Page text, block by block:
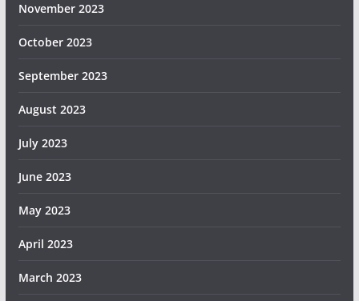
November 2023
October 2023
September 2023
August 2023
July 2023
June 2023
May 2023
April 2023
March 2023